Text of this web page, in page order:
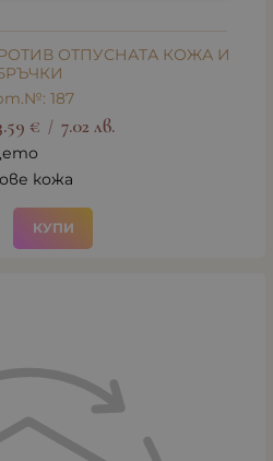
ОТПУСНАТА КОЖА И
187
€ / 7.02 лв.
кожа
КУПИ